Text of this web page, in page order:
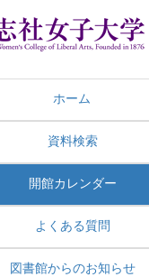
ホーム
資料検索
開館カレンダー
よくある質問
図書館からのお知らせ